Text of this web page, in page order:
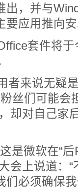
出，并与
要应用推向
套件将于
来说无疑是
丝们可能会
却对自己家
微软在“后
会上说道：
们必须确保